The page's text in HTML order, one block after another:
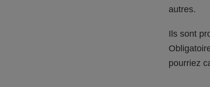
autres.
Ils sont
pourriez